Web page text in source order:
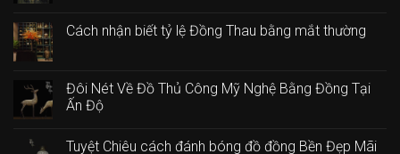
Cách nhận biết tỷ lệ Đồng Thau bằng mắt thường
Đôi Nét Về Đồ Thủ Công Mỹ Nghệ Bằng Đồng Tại
Ấn Độ
Tuyệt Chiêu cách đánh bóng đồ đồng Bền Đẹp Mãi